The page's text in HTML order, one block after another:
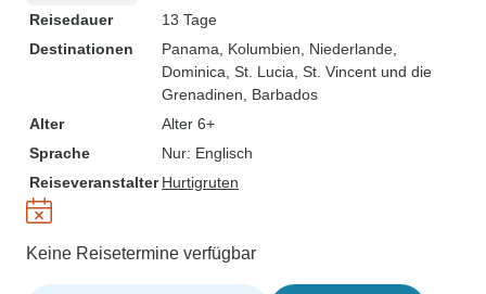
Reisedauer
13 Tage
Destinationen
Panama , Kolumbien , Niederlande
Dominica , St. Lucia , St. Vincent und die
Grenadinen , Barbados
Alter
Alter 6+
Sprache
Nur: Englisch
Reiseveranstalter Hurtigruten
Keine Reisetermine verfügbar